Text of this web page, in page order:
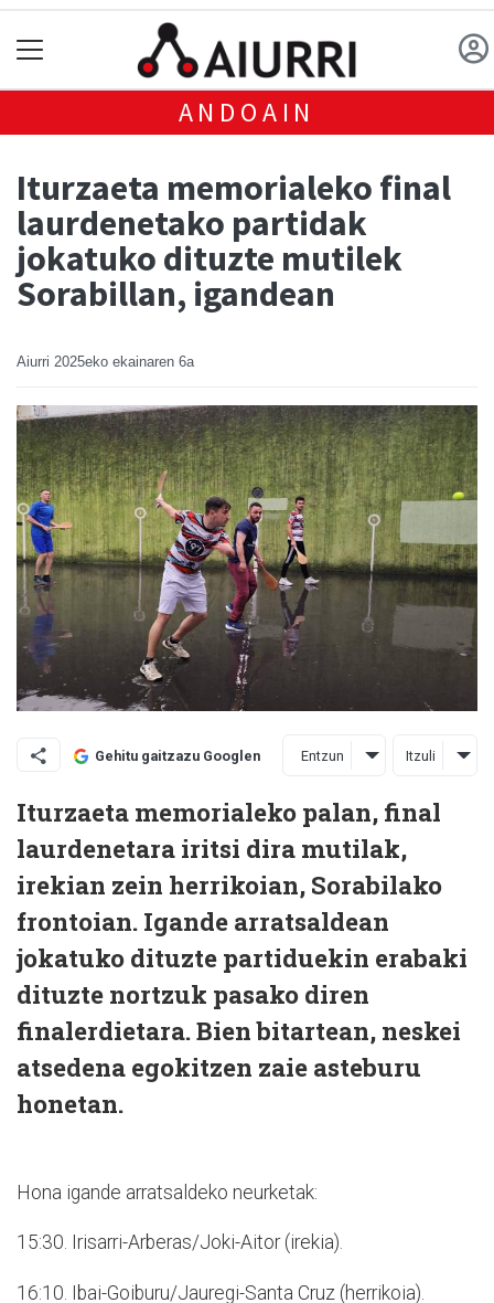
ANDOAIN
Iturzaeta memorialeko final
laurdenetako partidak
jokatuko dituzte mutilek
Sorabillan, igandean
Aiurri 2025eko ekainaren 6a
Gehitu gaitzazu Googlen Entzun Itzuli
Iturzaeta memorialeko palan, final
laurdenetara iritsi dira mutilak,
irekian zein herrikoian, Sorabilako
frontoian. Igande arratsaldean
jokatuko dituzte partiduekin erabaki
dituzte nortzuk pasako diren
finalerdietara. Bien bitartean, neskei
atsedena egokitzen zaie asteburu
honetan.
Hona igande arratsaldeko neurketak:
15:30. Irisarri-Arberas/Joki-Aitor (irekia).
16:10. Ibai-Goiburu/Jauregi-Santa Cruz (herrikoia).